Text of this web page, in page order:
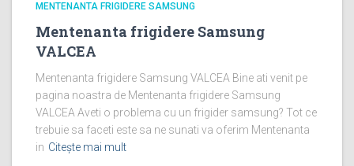
MENTENANTA FRIGIDERE SAMSUNG
Mentenanta frigidere Samsung
VALCEA
Mentenanta frigidere Samsung VALCEA Bine ati venit pe
pagina noastra de Mentenanta frigidere Samsung
VALCEA Aveti o problema cu un frigider samsung? Tot ce
trebuie sa faceti este sa ne sunati va oferim Mentenanta
in Citește mai mult